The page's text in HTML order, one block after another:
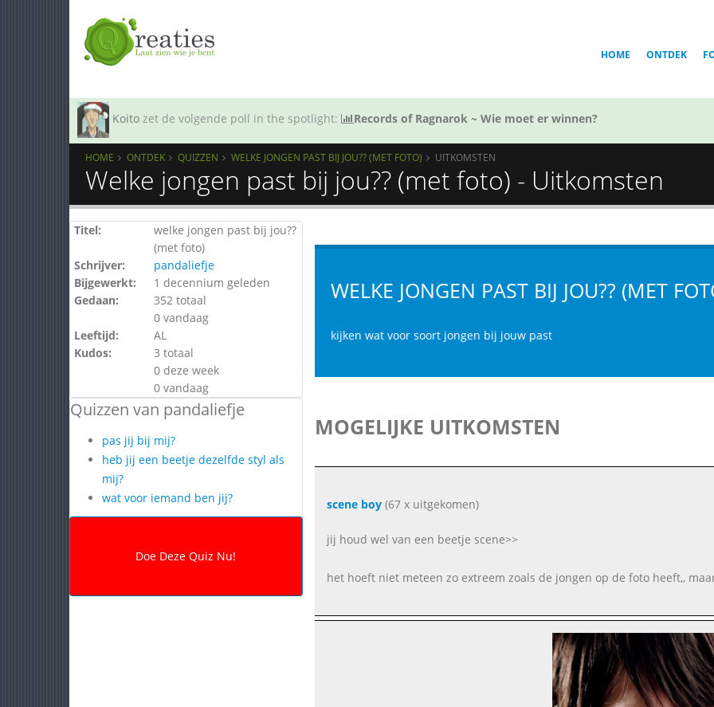
HOME ONTDEK
Koito zet de volgende poll in the spotlight: Records of Ragnarok ~ Wie moet er winnen?
HOME ONTDEK QUIZZEN WELKE JONGEN PAST BIJ JOU?? (MET FOTO) UITKOMSTEN
Welke jongen past bij jou?? (met foto) - Uitkomsten
Titel:
welke jongen past bij jou??
(met foto)
Schrijver:
pandaliefje
Bijgewerkt:
1 decennium geleden
Gedaan:
352 totaal
0 vandaag
Leeftijd:
AL
Kudos:
3 totaal
0 deze week
0 vandaag
Quizzen van pandaliefje
pas jij bij mij?
heb jij een beetje dezelfde styl als
mij?
wat voor iemand ben jij?
WELKE JONGEN PAST BIJ JOU?? (MET
kijken wat voor soort jongen bij jouw past
MOGELIJKE UITKOMSTEN
scene boy(67 x uitgekomen)
jij houd wel van een beetje scene>>
het hoeft niet meteen zo extreem zoals de jongen op de foto heeft,,